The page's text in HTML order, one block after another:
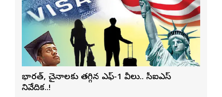
భారత్, చైనాలకు తగ్గిన ఎఫ్-1 వీసాలు.. సీఐఎస్
నివేదిక..!